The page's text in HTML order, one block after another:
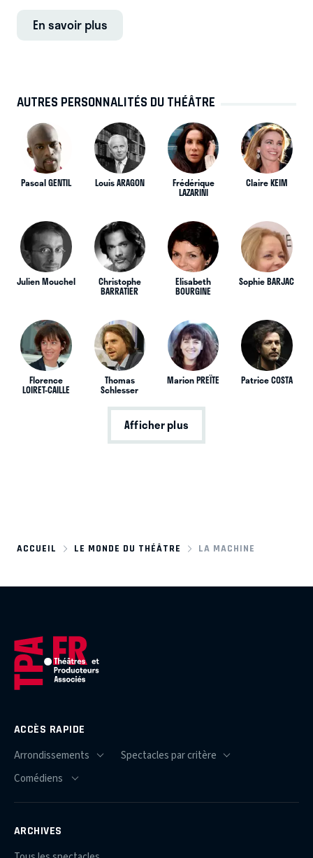
En savoir plus
AUTRES PERSONNALITÉS DU THÉÂTRE
Pascal GENTIL Louis ARAGON Frédérique
LAZARINI
Claire KEIM
Julien Mouchel Christophe
BARRATIER
Elisabeth
BOURGINE
Sophie BARJAC
Florence
LOIRET-CAILLE
Thomas
Schlesser
Marion PREÏTE Patrice COSTA
Afficher plus
ACCUEIL LE MONDE DU THÉÂTRE LA MACHINE
ACCÈS RAPIDE
ARCHIVES